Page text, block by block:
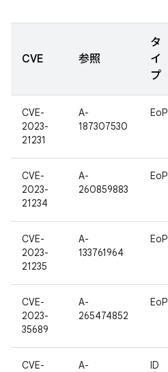
CVE 参照
タ
イ
プ
CVE-
2023-
21231
A-
187307530
EoP
CVE-
2023-
21234
A-
260859883
EoP
CVE-
2023-
21235
A-
133761964
EoP
CVE-
2023-
35689
A-
265474852
EoP
CVE-
A-
ID